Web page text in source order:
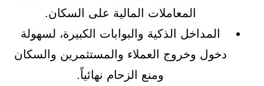
المعاملات المالية على السكان.
المداخل الذكية والبوابات الكبيرة، لسهولة
دخول وخروج العملاء والمستثمرين والسكان
ومنع الزحام نهائياً.